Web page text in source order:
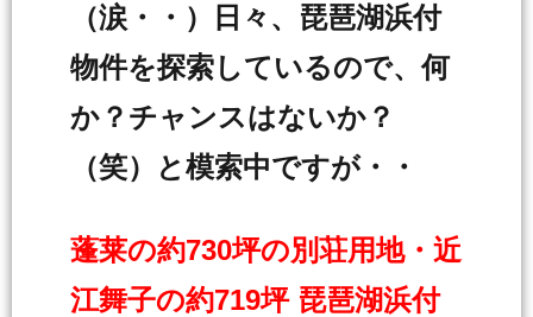
（涙・・）日々、琵琶湖浜付
物件を探索しているので、何
か？チャンスはないか？
（笑）と模索中ですが・・
蓬莱の約730坪の別荘用地・近
江舞子の約719坪 琵琶湖浜付